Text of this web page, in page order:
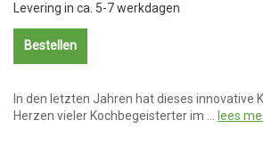
Levering in ca. 5-7 werkdagen
Bestellen
In den letzten Jahren hat dieses innovative
Herzen vieler Kochbegeisterter im … lees